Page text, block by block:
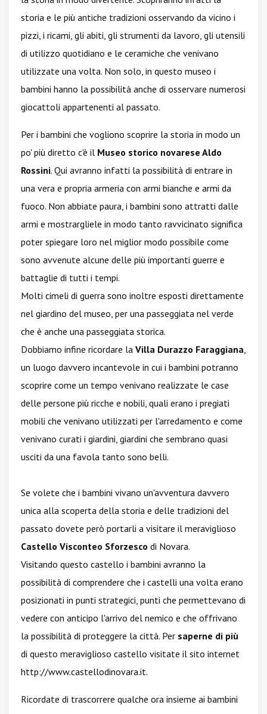
storia e le più antiche tradizioni osservando da vicino i
pizzi, i ricami, gli abiti, gli strumenti da lavoro, gli utensili
di utilizzo quotidiano e le ceramiche che venivano
utilizzate una volta. Non solo, in questo museo i
bambini hanno la possibilità anche di osservare numerosi
giocattoli appartenenti al passato.
Per i bambini che vogliono scoprire la storia in modo un
po' più diretto c'è il Museo storico novarese Aldo
Rossini. Qui avranno infatti la possibilità di entrare in
una vera e propria armeria con armi bianche e armi da
fuoco. Non abbiate paura, i bambini sono attratti dalle
armi e mostrargliele in modo tanto ravvicinato significa
poter spiegare loro nel miglior modo possibile come
sono avvenute alcune delle più importanti guerre e
battaglie di tutti i tempi.
Molti cimeli di guerra sono inoltre esposti direttamente
nel giardino del museo, per una passeggiata nel verde
che è anche una passeggiata storica.
Dobbiamo infine ricordare la Villa Durazzo Faraggiana,
un luogo davvero incantevole in cui i bambini potranno
scoprire come un tempo venivano realizzate le case
delle persone più ricche e nobili, quali erano i pregiati
mobili che venivano utilizzati per l'arredamento e come
venivano curati i giardini, giardini che sembrano quasi
usciti da una favola tanto sono belli.
Se volete che i bambini vivano un'avventura davvero
unica alla scoperta della storia e delle tradizioni del
passato dovete però portarli a visitare il meraviglioso
Castello Visconteo Sforzesco di Novara.
Visitando questo castello i bambini avranno la
possibilità di comprendere che i castelli una volta erano
posizionati in punti strategici, punti che permettevano di
vedere con anticipo l'arrivo del nemico e che offrivano
la possibilità di proteggere la città. Per saperne di più
di questo meraviglioso castello visitate il sito internet
http://www.castellodinovara.it.
Ricordate di trascorrere qualche ora insieme ai bambini